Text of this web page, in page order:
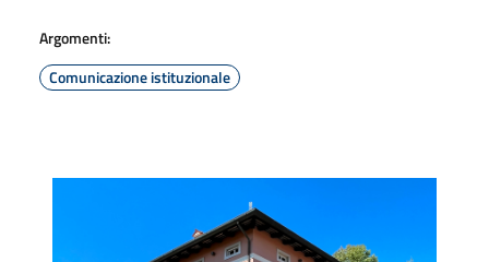
Argomenti:
Comunicazione istituzionale